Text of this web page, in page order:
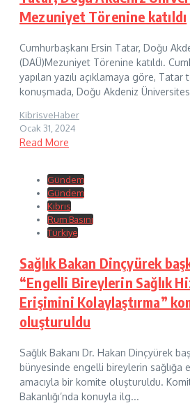
Mezuniyet Törenine katıldı
Cumhurbaşkanı Ersin Tatar, Doğu
(DAÜ)Mezuniyet Törenine katıldı.
yapılan yazılı açıklamaya göre, Tatar
konuşmada, Doğu Akdeniz
KibrisveHaber
Ocak 31, 2024
Read More
Gündem
Gündem
Kıbrıs
Rum Basını
Türkiye
Sağlık Bakan Dinçyürek
“Engelli Bireylerin Sağlık
Erişimini Kolaylaştırma”
oluşturuldu
Sağlık Bakanı Dr. Hakan Dinçyürek
bünyesinde engelli bireylerin sağlığa
amacıyla bir komite oluşturuldu.
Bakanlığı’nda konuyla ilg...